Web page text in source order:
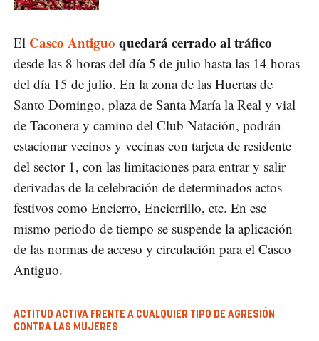
El Casco Antiguo quedará cerrado al tráfico
desde las 8 horas del día 5 de julio hasta las 14 horas
del día 15 de julio. En la zona de las Huertas de
Santo Domingo, plaza de Santa María la Real y vial
de Taconera y camino del Club Natación, podrán
estacionar vecinos y vecinas con tarjeta de residente
del sector 1, con las limitaciones para entrar y salir
derivadas de la celebración de determinados actos
festivos como Encierro, Encierrillo, etc. En ese
mismo periodo de tiempo se suspende la aplicación
de las normas de acceso y circulación para el Casco
Antiguo.
ACTITUD ACTIVA FRENTE A CUALQUIER TIPO DE AGRESIÓN
CONTRA LAS MUJERES